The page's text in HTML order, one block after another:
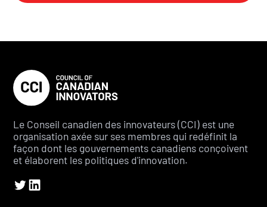
Le Conseil canadien des innovateurs (CCI) est une
organisation axée sur ses membres qui redéfinit la
façon dont les gouvernements canadiens conçoivent
et élaborent les politiques d'innovation.